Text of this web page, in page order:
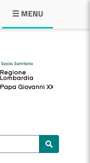
☰ MENU